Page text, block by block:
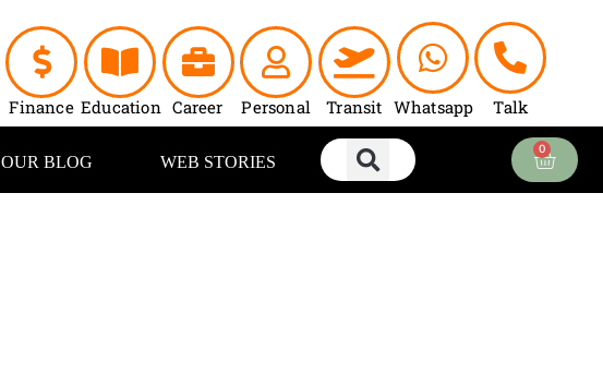
Finance Education Career Personal Transit Whatsapp Talk
OUR BLOG WEB STORIES
0
Cart